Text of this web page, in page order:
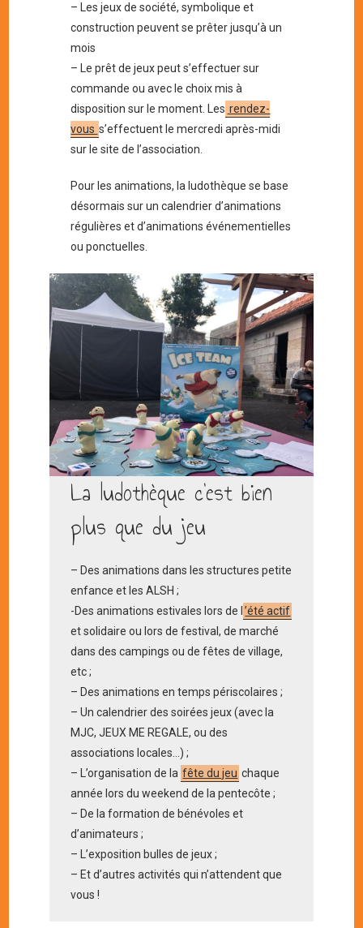
– Les jeux de société, symbolique et
construction peuvent se prêter jusqu’à un
mois
– Le prêt de jeux peut s’effectuer sur
commande ou avec le choix mis à
disposition sur le moment. Les rendez-
vous s’effectuent le mercredi après-midi
sur le site de l’association.
Pour les animations, la ludothèque se base
désormais sur un calendrier d’animations
régulières et d’animations événementielles
ou ponctuelles.
La ludothèque c’est bien
plus que du jeu
– Des animations dans les structures petite
enfance et les ALSH ;
-Des animations estivales lors de l ’été actif
et solidaire ou lors de festival, de marché
dans des campings ou de fêtes de village,
etc ;
– Des animations en temps périscolaires ;
– Un calendrier des soirées jeux (avec la
MJC, JEUX ME REGALE, ou des
associations locales…) ;
– L’organisation de la fête du jeu chaque
année lors du weekend de la pentecôte ;
– De la formation de bénévoles et
d’animateurs ;
– L’exposition bulles de jeux ;
– Et d’autres activités qui n’attendent que
vous !